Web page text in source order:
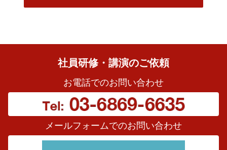
社員研修・講演のご依頼
お電話でのお問い合わせ
メールフォームでのお問い合わせ